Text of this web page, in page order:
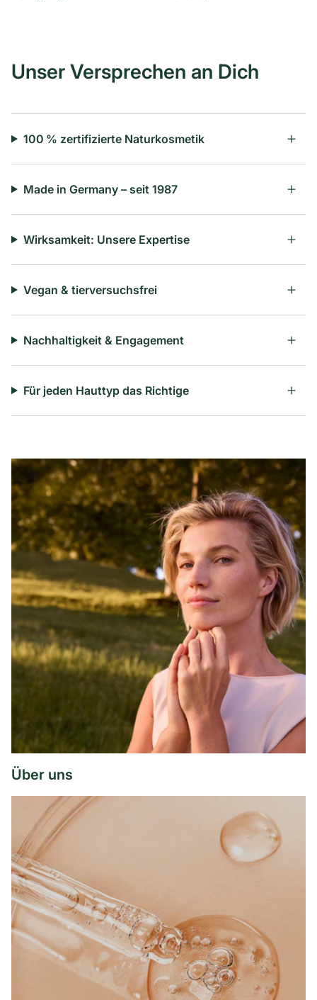
Unser Versprechen an Dich
100 % zertifizierte Naturkosmetik
Made in Germany – seit 1987
Wirksamkeit: Unsere Expertise
Vegan & tierversuchsfrei
Nachhaltigkeit & Engagement
Für jeden Hauttyp das Richtige
Über uns